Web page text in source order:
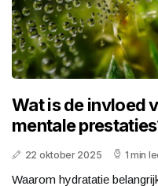
Wat is de invloed
mentale
22 oktober 2025 1 min
Waarom hydratatie